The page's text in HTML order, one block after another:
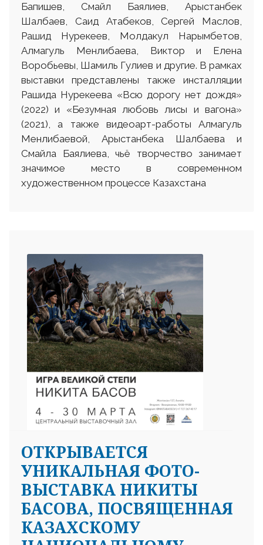
Бапишев, Смайл Баялиев, Арыстанбек
Шалбаев, Саид Атабеков, Сергей Маслов,
Рашид Нурекеев, Молдакул Нарымбетов,
Алмагуль Менлибаева, Виктор и Елена
Воробьевы, Шамиль Гулиев и другие. В рамках
выставки представлены также инсталляции
Рашида Нурекеева «Всю дорогу нет дождя»
(2022) и «Безумная любовь лисы и вагона»
(2021), а также видеоарт-работы Алмагуль
Менлибаевой, Арыстанбека Шалбаева и
Смайла Баялиева, чьё творчество занимает
значимое место в современном
художественном процессе Казахстана
ОТКРЫВАЕТСЯ
УНИКАЛЬНАЯ ФОТО-
ВЫСТАВКА НИКИТЫ
БАСОВА, ПОСВЯЩЕННАЯ
КАЗАХСКОМУ